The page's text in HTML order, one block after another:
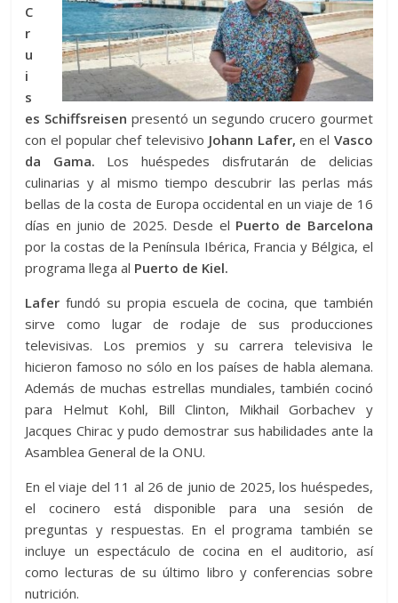
C
r
u
i
s
es Schiffsreisen presentó un segundo crucero gourmet
con el popular chef televisivo Johann Lafer, en el Vasco
da Gama. Los huéspedes disfrutarán de delicias
culinarias y al mismo tiempo descubrir las perlas más
bellas de la costa de Europa occidental en un viaje de 16
días en junio de 2025. Desde el Puerto de Barcelona
por la costas de la Península Ibérica, Francia y Bélgica, el
programa llega al Puerto de Kiel.
Lafer fundó su propia escuela de cocina, que también
sirve como lugar de rodaje de sus producciones
televisivas. Los premios y su carrera televisiva le
hicieron famoso no sólo en los países de habla alemana.
Además de muchas estrellas mundiales, también cocinó
para Helmut Kohl, Bill Clinton, Mikhail Gorbachev y
Jacques Chirac y pudo demostrar sus habilidades ante la
Asamblea General de la ONU.
En el viaje del 11 al 26 de junio de 2025, los huéspedes,
el cocinero está disponible para una sesión de
preguntas y respuestas. En el programa también se
incluye un espectáculo de cocina en el auditorio, así
como lecturas de su último libro y conferencias sobre
nutrición.